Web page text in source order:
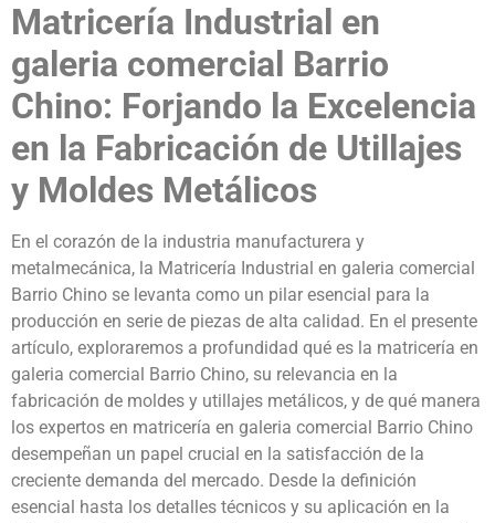
Matricería Industrial en
galeria comercial Barrio
Chino: Forjando la Excelencia
en la Fabricación de Utillajes
y Moldes Metálicos
En el corazón de la industria manufacturera y
metalmecánica, la Matricería Industrial en galeria comercial
Barrio Chino se levanta como un pilar esencial para la
producción en serie de piezas de alta calidad. En el presente
artículo, exploraremos a profundidad qué es la matricería en
galeria comercial Barrio Chino, su relevancia en la
fabricación de moldes y utillajes metálicos, y de qué manera
los expertos en matricería en galeria comercial Barrio Chino
desempeñan un papel crucial en la satisfacción de la
creciente demanda del mercado. Desde la definición
esencial hasta los detalles técnicos y su aplicación en la